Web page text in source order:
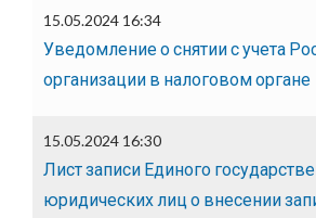
15.05.2024 16:34
Уведомление о снятии с учета
организации в налоговом органе
15.05.2024 16:30
Лист записи Единого
юридических лиц о внесении